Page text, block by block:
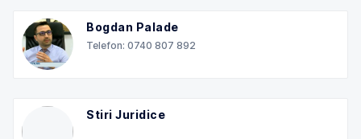
Bogdan Palade
Telefon: 0740 807 892
Stiri Juridice